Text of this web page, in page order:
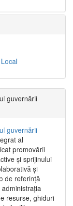
guvernării
guvernării
al
promovării
și sprijinului
și
de referință
resurse, ghiduri